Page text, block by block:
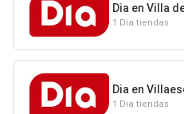
Dia en Villa
1 Dia tiendas
Dia en
1 Dia tiendas